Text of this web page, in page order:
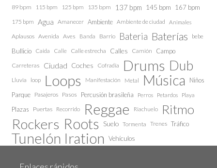
89 bpm 115 bpm 125 bpm 135 bpm 137 bpm 145 bpm 167 bpm
175 bpm Agua Amanecer Ambiente Ambiente de ciudad Animales
Aplausos Avenida Aves Banda Barrio Bateria Baterías bebe
Bullicio Caida Calle Calle estrecha Calles Camión Campo
Carreteras Ciudad Coches Cofradía Drums Dub
Lluvia loop Loops Manifestación Metal Música
Niños
Parque Pasajeros Pasos Percusión brasileña Perros Petardos Playa
Plazas Puertas Recorrido Reggae Riachuelo Ritmo
Rockers Roots Suelo Tormenta Trenes Tráfico
Tunelón Iration Vehículos